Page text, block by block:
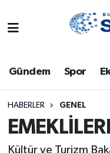
Gündem Spor
HABERLER GENEL
Kültür ve Turizm
Bursa
Dünya
Eğitim
Trafik Durumu
Süper Lig Puan
Tüm Manşetler